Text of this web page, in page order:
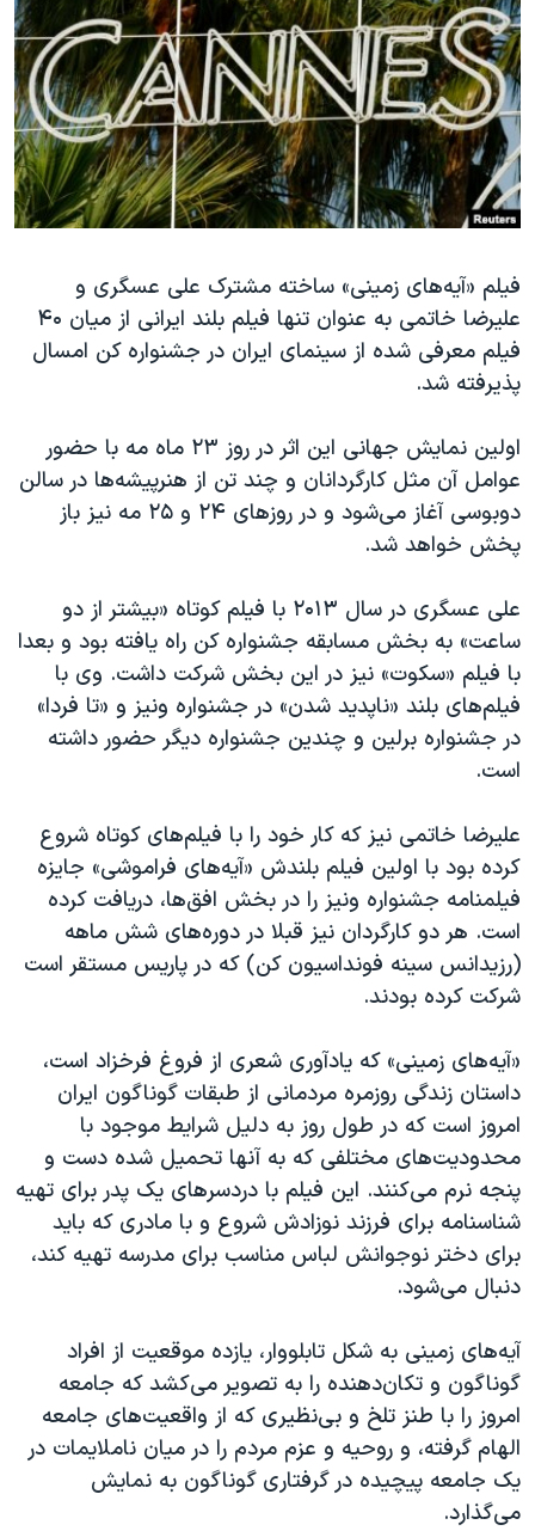
فرهنگ و زندگی
حقوق شهروندی
اقتصادی
علم و فناوری
اسرائیل در جنگ
آرشیو پخش زنده
مستندها
انتخابات ریاست جمهوری آمریکا ۲۰۲۴
حمله جمهوری اسلامی به اسرائیل
رمز مهسا
ورزش زنان در ایران
مجموعه مستندهای دادخواهی
تریبونال مردمی آبان ۹۸
دادگاه حمید نوری
قانون شفافیت دارائی کادر رهبری ایران
اعتراضات مردمی آبان ۹۸
اسرائیل در جنگ
همایش محافظه‌کاران آمریکا «سی‌پک»
صفحه‌های ویژه
سفر پرزیدنت ترامپ به چین
دنبال کنید
زبانهای مختلف
فیلم «آیه‌های زمینی» ساخته مشترک علی عسگری و
علیرضا خاتمی به عنوان تنها فیلم بلند ایرانی از میان ۴۰
فیلم معرفی شده از سینمای ایران در جشنواره کن امسال
پذیرفته شد.
اولین نمایش جهانی این اثر در روز ۲۳ ماه مه با حضور
عوامل آن مثل کارگردانان و چند تن از هنرپیشه‌ها در سالن
دوبوسی آغاز می‌شود و در روزهای ۲۴ و ۲۵ مه نیز باز
پخش خواهد شد.
علی عسگری در سال ۲۰۱۳ با فیلم کوتاه «‌بیشتر از دو
ساعت» به بخش مسابقه جشنواره کن راه یافته بود و بعدا
با فیلم «سکوت» نیز در این بخش شرکت داشت. وی با
فیلم‌های بلند «ناپدید شدن» در جشنواره ونیز و «تا فردا»
در جشنواره برلین و چندین جشنواره دیگر حضور داشته
است.
علیرضا خاتمی نیز که کار خود را با فیلم‌های کوتاه شروع
کرده بود با اولین فیلم بلندش «آیه‌های فراموشی» جایزه
فیلمنامه جشنواره ونیز را در بخش افق‌ها، دریافت کرده
است. هر دو کارگردان نیز قبلا در دوره‌های شش ماهه
(رزیدانس سینه فونداسیون کن) که در پاریس مستقر است
شرکت کرده بودند.
«آیه‌های زمینی» که یادآوری شعری از فروغ فرخزاد است،
داستان زندگی روزمره مردمانی از طبقات گوناگون ایران
امروز است که در طول روز به دلیل شرایط موجود با
محدودیت‌های مختلفی که به آنها تحمیل شده دست و
پنجه نرم می‌کنند. این فیلم با دردسرهای یک پدر برای تهیه
شناسنامه برای فرزند نوزادش شروع و با مادری که باید
برای دختر نوجوانش لباس مناسب برای مدرسه تهیه کند،
دنبال می‌شود.
آیه‌های زمینی به شکل تابلو‌وار، یازده موقعیت از افراد
گوناگون و تکان‌دهنده را به تصویر می‌کشد که جامعه
امروز را با طنز تلخ و بی‌نظیری که از واقعیت‌های جامعه
الهام گرفته، و روحیه و عزم مردم را در میان ناملایمات در
یک جامعه پیچیده در گرفتاری گوناگون به نمایش
می‌گذارد.